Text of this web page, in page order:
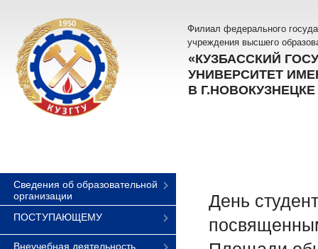
Филиал федерального
учреждения высшего
«КУЗБАССКИЙ
УНИВЕРСИТЕТ
В Г.НОВОКУЗНЕЦКЕ
Сведения об образовательной
организации
ПОСТУПАЮЩЕМУ
Внеучебная деятельность
День